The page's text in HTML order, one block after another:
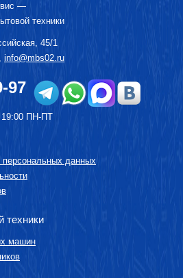
—
техники
45/1
, info@mbs02.ru
97
19:00 ПН-ПТ
персональных данных
техники
машин